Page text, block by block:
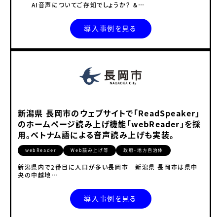
AI音声についてご存知でしょうか？ &…
導入事例を見る
新潟県 長岡市のウェブサイトで「ReadSpeaker」
のホームページ読み上げ機能「webReader」を採
用。ベトナム語による音声読み上げも実装。
webReader Web読み上げ等 政府・地方自治体
新潟県内で2番目に人口が多い長岡市 新潟県 長岡市は県中
央の中越地…
導入事例を見る